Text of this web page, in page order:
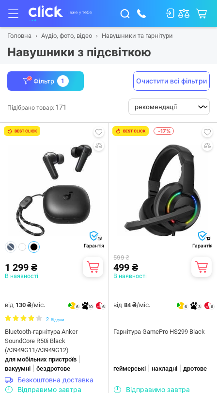
Головна Аудіо, фото, відео Навушники та гарнітури
Навушники з підсвіткою
Фільтр 1 Очистити всі фільтри
Підібрано товар: 171
BEST CLICK
18
Гарантія
1 299 ₴
В наявності
від 130 ₴/міс. 6 10 6
2 Відгуки
Bluetooth-гарнітура Anker
SoundCore R50i Black
(A3949G11/A3949G12)
для мобільних пристроїв
вакуумні бездротове
Безкоштовна доставка
Відправимо завтра
BEST CLICK -17%
12
Гарантія
599 ₴
499 ₴
В наявності
від 84 ₴/міс. 6 3 6
Гарнітура GamePro HS299 Black
геймерські накладні дротове
Відправимо завтра